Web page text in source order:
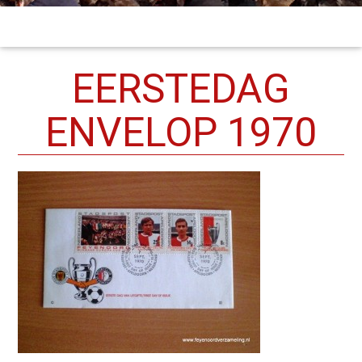
EERSTEDAG
ENVELOP 1970